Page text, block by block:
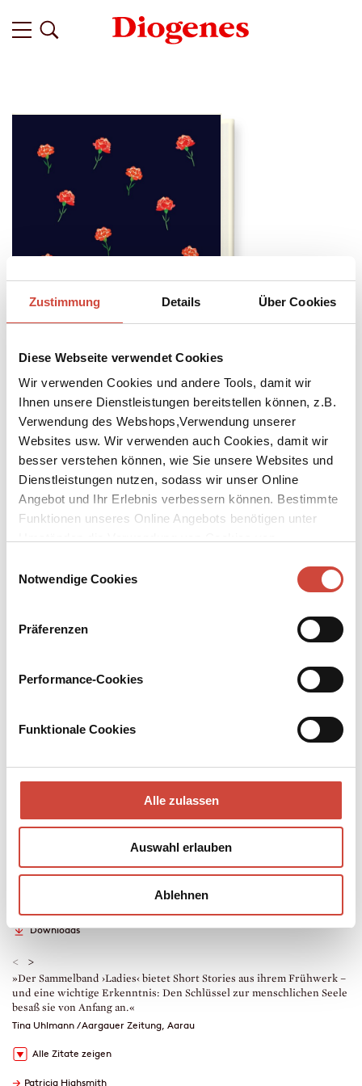
Zustimmung Details Über Cookies
Diese Webseite verwendet Cookies
Wir verwenden Cookies und andere Tools, damit wir
Ihnen unsere Dienstleistungen bereitstellen können, z.B.
Verwendung des Webshops,Verwendung unserer
Websites usw. Wir verwenden auch Cookies, damit wir
besser verstehen können, wie Sie unsere Websites und
Dienstleistungen nutzen, sodass wir unser Online
Angebot und Ihr Erlebnis verbessern können. Bestimmte
Funktionen unseres Online Angebots benötigen unter
Notwendige Cookies
Präferenzen
Performance-Cookies
Funktionale Cookies
Alle zulassen
Auswahl erlauben
Ablehnen
↘
Kaufen
Ladies
Aus dem Amerikanischen von Melanie Walz, Dirk van Gunsteren
Ehe Patricia Highsmith durch ihre Romane ›Zwei Fremde im Zug‹,
schrieb sie psychologische Stories. Über entwurzelte Einwanderer,
tapfere Liebende, wissende Mädchen und Jungen und vom Leben
in Schul- und Frauenmagazinen. Nun dürfen wir sie neu
erschienen am 28. Oktober 2020
* unverb. Preisempfehlung
Leseprobe
Downloads
Drucken
< >
»Der Sammelband ›Ladies‹ bietet Short Stories aus ihrem Frühwerk –
und eine wichtige Erkenntnis: Den Schlüssel zur menschlichen Seele
besaß sie von Anfang an.«
Tina Uhlmann / Aargauer Zeitung, Aarau
Alle Zitate zeigen
→ Patricia Highsmith